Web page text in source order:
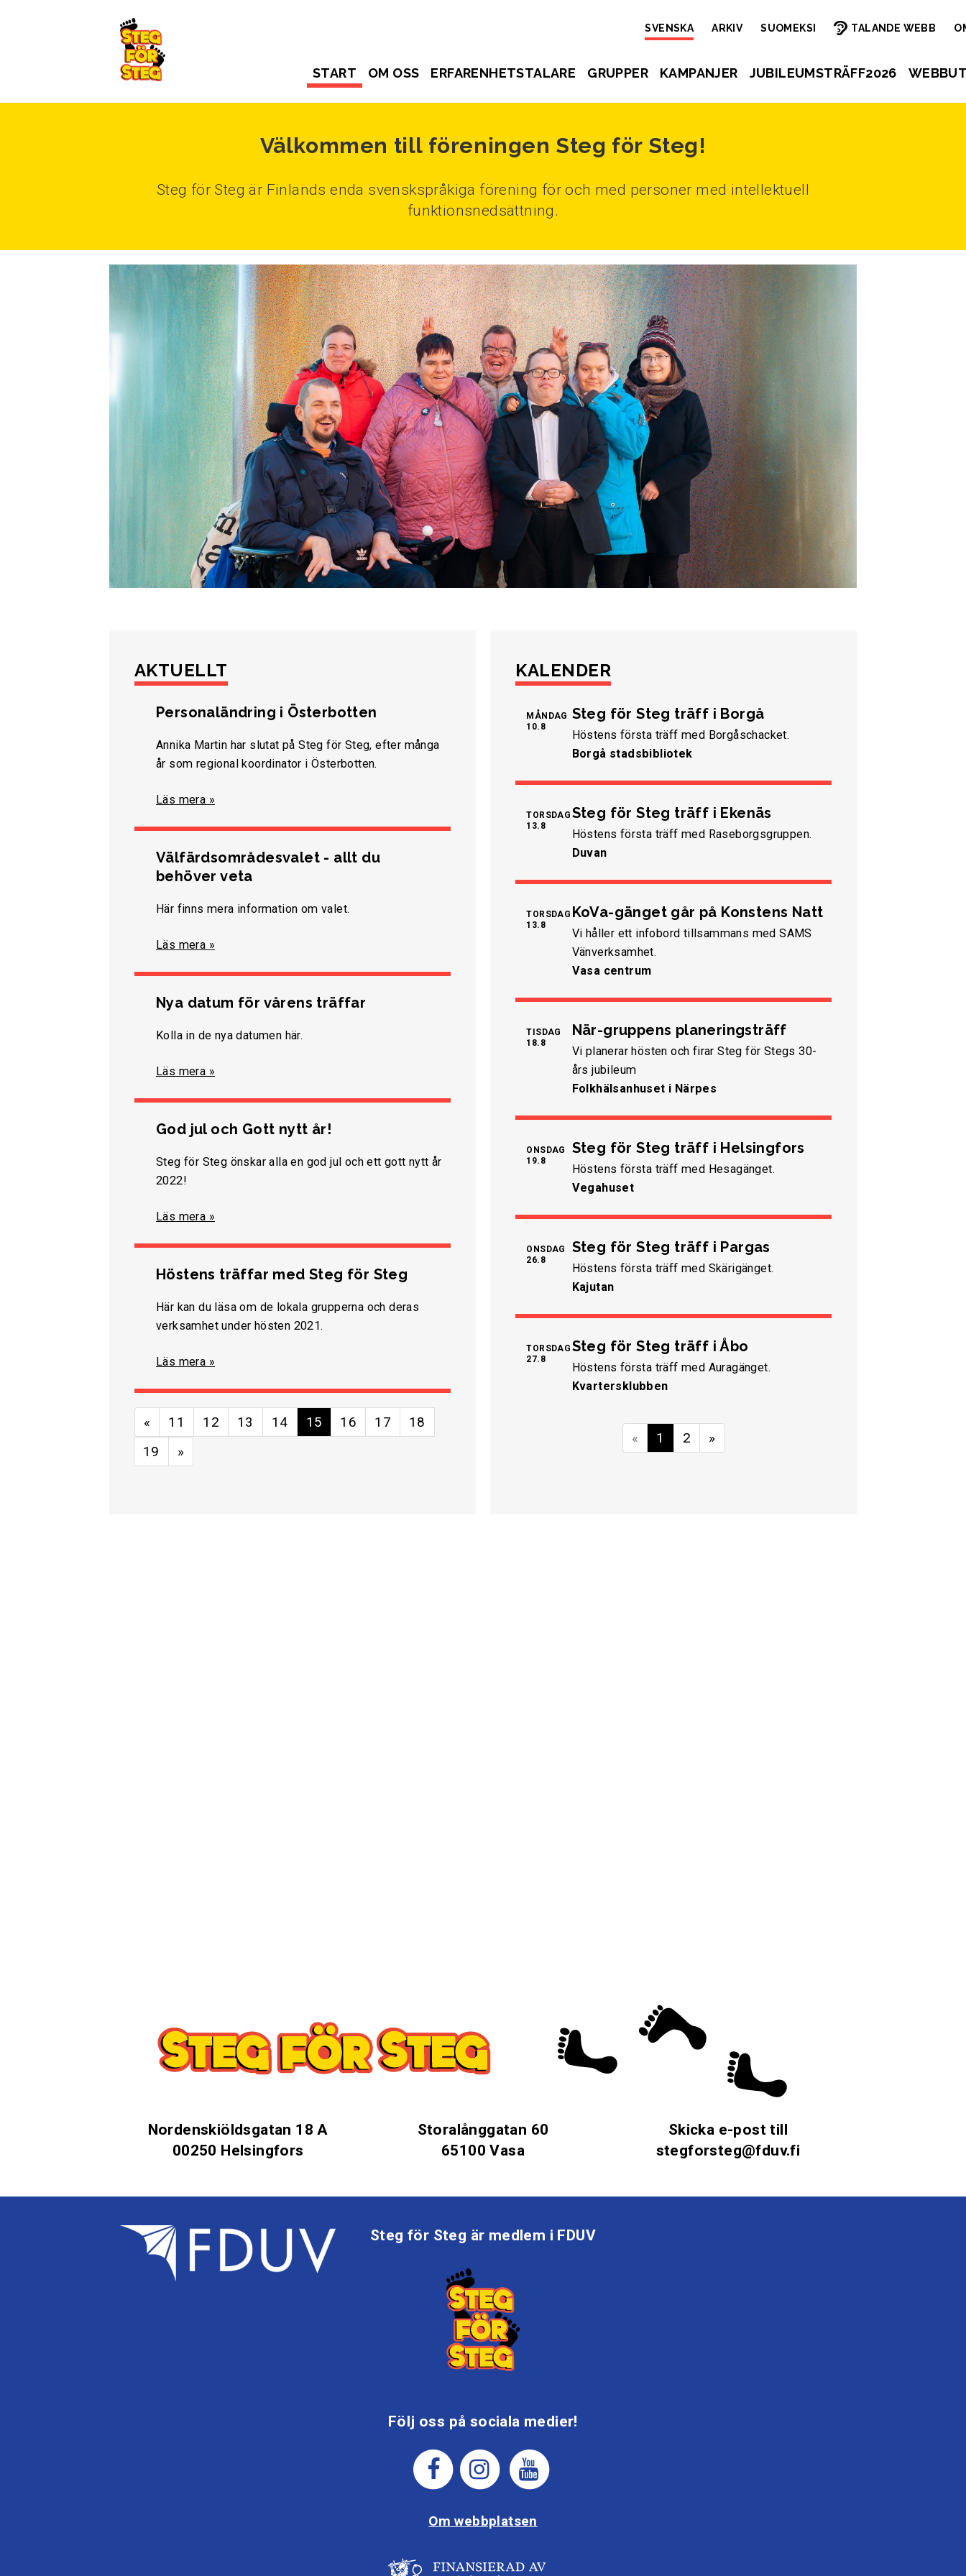
SVENSKA ARKIV SUOMEKSI TALANDE WEBB
START OM OSS ERFARENHETSTALARE GRUPPER KAMPANJER JUBILEUMSTRÄFF2026
Välkommen till föreningen Steg för Steg!
Steg för Steg är Finlands enda svenskspråkiga förening för och med personer med intellektuell
funktionsnedsättning.
AKTUELLT
Personaländring i Österbotten
Annika Martin har slutat på Steg för Steg, efter många
år som regional koordinator i Österbotten.
Läs mera »
Välfärdsområdesvalet - allt du
behöver veta
Här finns mera information om valet.
Läs mera »
Nya datum för vårens träffar
Kolla in de nya datumen här.
Läs mera »
God jul och Gott nytt år!
Steg för Steg önskar alla en god jul och ett gott nytt år
2022!
Läs mera »
Höstens träffar med Steg för Steg
Här kan du läsa om de lokala grupperna och deras
verksamhet under hösten 2021.
Läs mera »
« 11 12 13 14 15 16 17
18
19
»
KALENDER
MÅNDAG
10.8
Steg för Steg träff i Borgå
Höstens första träff med Borgåschacket.
Borgå stadsbibliotek
TORSDAG
13.8
Steg för Steg träff i Ekenäs
Höstens första träff med Raseborgsgruppen.
Duvan
TORSDAG
13.8
KoVa-gänget går på Konstens Natt
Vi håller ett infobord tillsammans med SAMS
Vänverksamhet.
Vasa centrum
TISDAG
18.8
När-gruppens planeringsträff
Vi planerar hösten och firar Steg för Stegs 30-
års jubileum
Folkhälsanhuset i Närpes
ONSDAG
19.8
Steg för Steg träff i Helsingfors
Höstens första träff med Hesagänget.
Vegahuset
ONSDAG
26.8
Steg för Steg träff i Pargas
Höstens första träff med Skärigänget.
Kajutan
TORSDAG
27.8
Steg för Steg träff i Åbo
Höstens första träff med Auragänget.
Kvartersklubben
« 1 2 »
Nordenskiöldsgatan 18 A
00250 Helsingfors
Storalånggatan 60
65100 Vasa
Skicka e-post till
stegforsteg@fduv.fi
Steg för Steg är medlem i FDUV
Följ oss på sociala medier!
Om webbplatsen